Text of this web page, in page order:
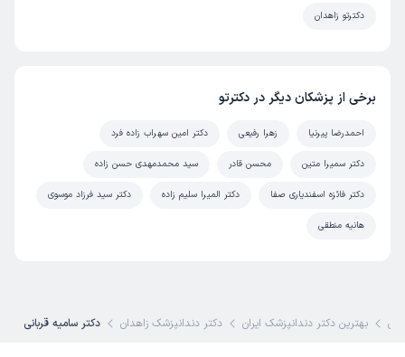
دکترتو زاهدان
برخی از پزشکان دیگر در دکترتو
احمدرضا پیرنیا زهرا رفیعی دکتر امین سهراب زاده فرد
دکتر سمیرا متین محسن قادر سید محمدمهدی حسن زاده
دکتر فائزه اسفندیاری صفا دکتر المیرا سلیم زاده دکتر سید فرزاد موسوی
هانیه منطقی
بهترین دکتر دندانپزشک ایران دکتر دندانپزشک زاهدان دکتر سامیه قربانی